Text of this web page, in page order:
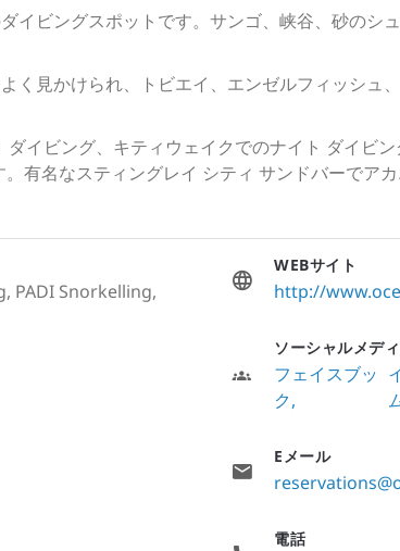
イビングスポットです。サンゴ、峡谷、砂のシ
く見かけられ、トビエイ、エンゼルフィッシュ
イビング、キティウェイクでのナイト ダイビ
有名なスティングレイ シティ サンドバーでア
PADI Snorkelling,
WEBサイト
http://
ソーシャルメデ
フェイスブッ
ク
Eメール
電話